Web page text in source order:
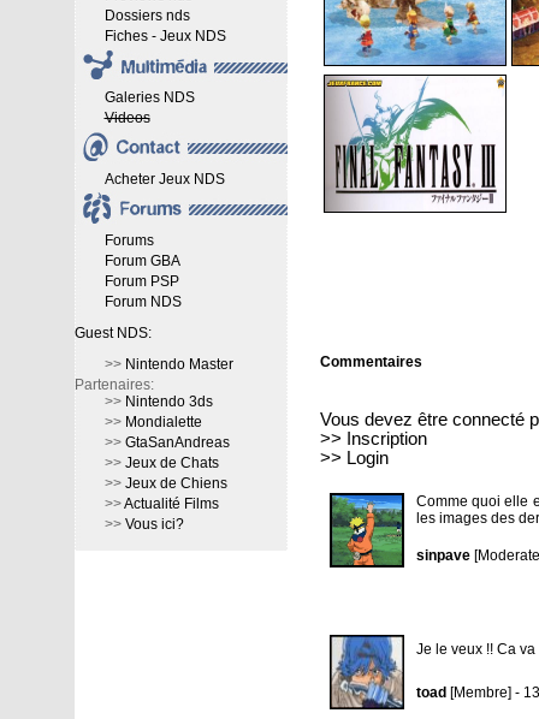
Dossiers nds
Fiches - Jeux NDS
Galeries NDS
Videos
Acheter Jeux NDS
Forums
Forum GBA
Forum PSP
Forum NDS
Guest NDS:
>> Nintendo Master
Partenaires:
>> Nintendo 3ds
>> Mondialette
>> GtaSanAndreas
>> Jeux de Chats
>> Jeux de Chiens
>>Actualité Films
>> Vous ici?
Commentaires
Vous devez être connecté
>>
Inscription
>> Login
Comme quoi elle
les images des
sinpave
Je le veux !! Ca
toad [Membre] -